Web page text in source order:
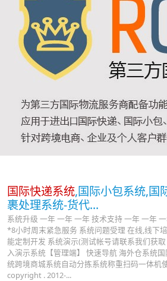
国际快递系统,国际小包系统,国
裹处理系统-货代...
系统升级 一年 一年 一年 技术支持 一年 一年
*8小时周末紧急服务 系统问题受理 在线,线下
能定制开发 系统演示(测试帐号请联系我们获
入演示系统【管理端】 快速导航 海外仓系统
统跨境商城系统自动分拣系统称重扫码一体机
copyright . 2012-...